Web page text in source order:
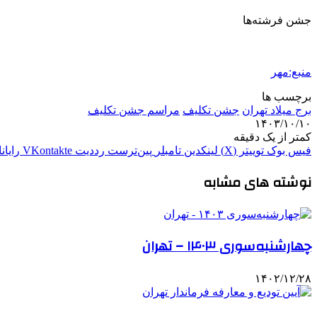
جشن فرشته‌ها
منبع:مهر
برچسب ها
برج میلاد تهران جشن تکلیف مراسم جشن تکلیف
۱۴۰۳/۱۰/۱۰
کمتر از یک دقیقه
فیس بوک توییتر (X) لینکدین ‫تامبلر ‫پین‌ترست ‫رددیت ‫VKontakte
نوشته های مشابه
چهارشنبه‌سوری ۱۴۰۳ – تهران
۱۴۰۲/۱۲/۲۸